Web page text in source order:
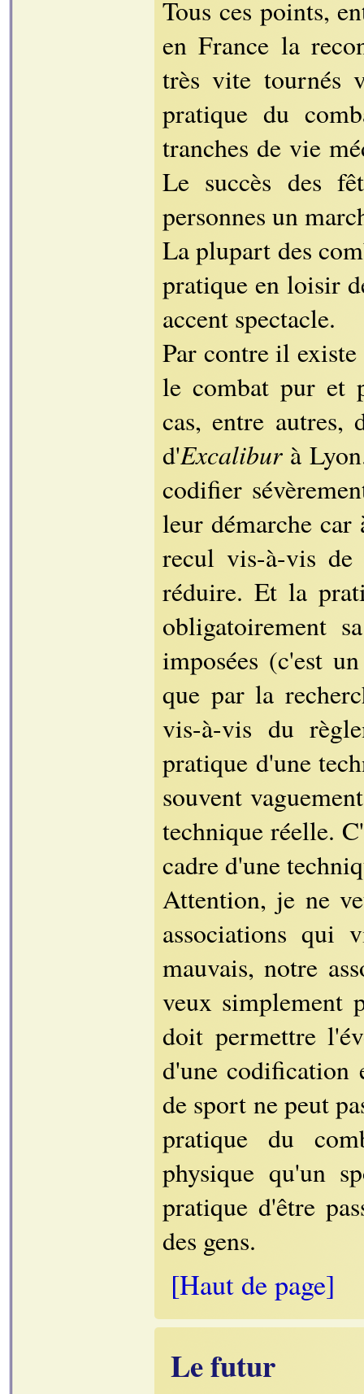
Tous ces points,
en France la
très vite tournés
pratique du
tranches de vie
Le succès des
personnes un
La plupart des
pratique en loisir
accent spectacle.
Par contre il existe
le combat pur et
cas, entre autres,
d'Excaliburà
codifier
leur démarche car
recul vis-à-vis
réduire. Et la
obligatoirement
imposées (c'est
que par la
vis-à-vis du
pratique d'une
souvent
technique réelle.
cadre d'une
Attention, je ne
associations qui
mauvais, notre
veux simplement
doit permettre
d'une codification
de sport ne peut
pratique du
physique qu'un
pratique d'être
des gens.
[Haut de page]
Le futur